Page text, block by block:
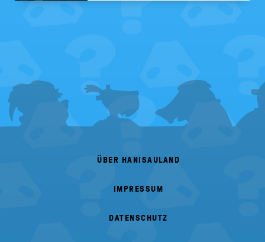
FOOTER
MENU
ÜBER HANISAULAND
IMPRESSUM
DATENSCHUTZ